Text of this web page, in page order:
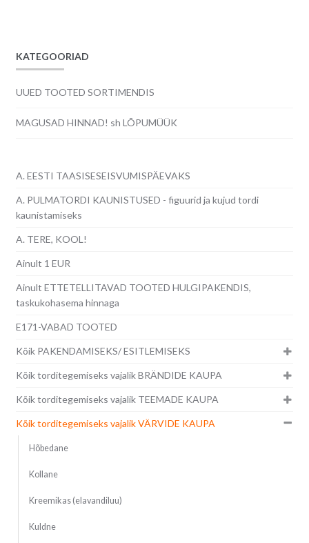
KATEGOORIAD
UUED TOOTED SORTIMENDIS
MAGUSAD HINNAD! sh LÕPUMÜÜK
A. EESTI TAASISESEISVUMISPÄEVAKS
A. PULMATORDI KAUNISTUSED - figuurid ja kujud tordi
kaunistamiseks
A. TERE, KOOL!
Ainult 1 EUR
Ainult ETTETELLITAVAD TOOTED HULGIPAKENDIS,
taskukohasema hinnaga
E171-VABAD TOOTED
Kõik PAKENDAMISEKS/ ESITLEMISEKS
Kõik torditegemiseks vajalik BRÄNDIDE KAUPA
Kõik torditegemiseks vajalik TEEMADE KAUPA
Kõik torditegemiseks vajalik VÄRVIDE KAUPA
Hõbedane
Kollane
Kreemikas (elavandiluu)
Kuldne